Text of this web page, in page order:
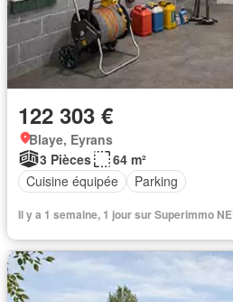
122 303 €
Blaye, Eyrans
3 Pièces
64 m²
Cuisine équipée
Parking
Il y a 1 semaine, 1 jour sur Superimmo